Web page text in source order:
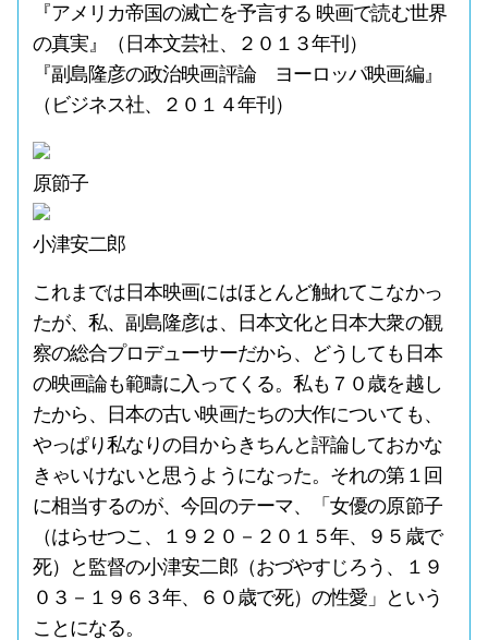
『アメリカ帝国の滅亡を予言する 映画で読む世界
の真実』（日本文芸社、２０１３年刊）
『副島隆彦の政治映画評論 ヨーロッパ映画編』
（ビジネス社、２０１４年刊）
原節子
小津安二郎
これまでは日本映画にはほとんど触れてこなかっ
たが、私、副島隆彦は、日本文化と日本大衆の観
察の総合プロデューサーだから、どうしても日本
の映画論も範疇に入ってくる。私も７０歳を越し
たから、日本の古い映画たちの大作についても、
やっぱり私なりの目からきちんと評論しておかな
きゃいけないと思うようになった。それの第１回
に相当するのが、今回のテーマ、「女優の原節子
（はらせつこ、１９２０－２０１５年、９５歳で
死）と監督の小津安二郎（おづやすじろう、１９
０３－１９６３年、６０歳で死）の性愛」という
ことになる。